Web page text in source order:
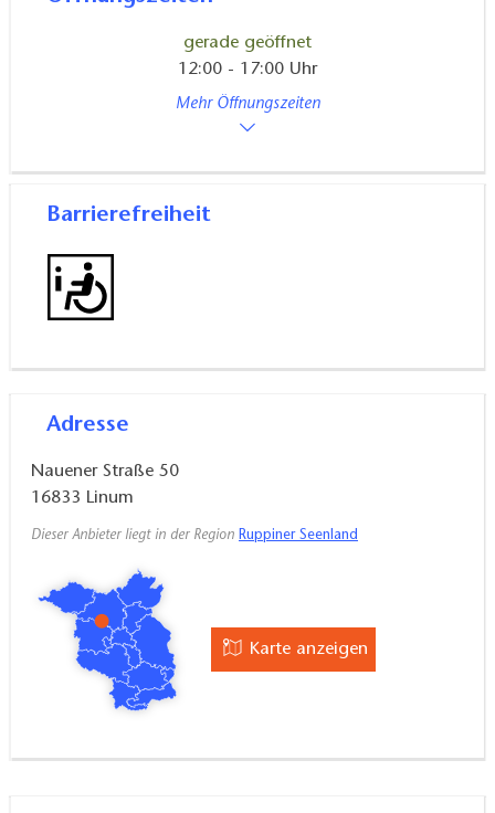
gerade geöffnet
12:00 - 17:00 Uhr
Mehr Öffnungszeiten
Barrierefreiheit
Adresse
Nauener Straße 50
16833 Linum
Dieser Anbieter liegt in der Region Ruppiner Seenland
Karte anzeigen